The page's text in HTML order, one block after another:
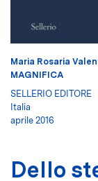
Maria Rosaria
MAGNIFICA
SELLERIO EDITORE
Italia
aprile 2016
Dello